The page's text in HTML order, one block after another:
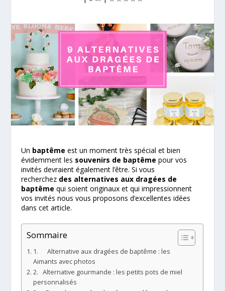
Un baptême est un moment très spécial et bien
évidemment les souvenirs de baptême pour vos
invités devraient également l’être. Si vous
recherchez des alternatives aux dragées de
baptême qui soient originaux et qui impressionnent
vos invités nous vous proposons d’excellentes idées
dans cet article.
Sommaire
1. Alternative aux dragées de baptême : les
Aimants avec photos
2. Alternative gourmande : les petits pots de miel
personnalisés